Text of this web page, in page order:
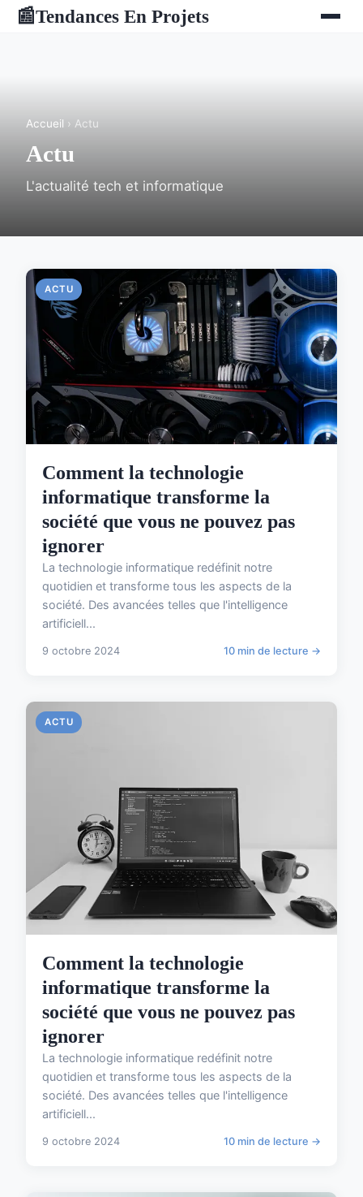
📰Tendances En Projets
Accueil › Actu
Actu
L'actualité tech et informatique
ACTU
Comment la technologie
informatique transforme la
société que vous ne pouvez pas
ignorer
La technologie informatique redéfinit notre
quotidien et transforme tous les aspects de la
société. Des avancées telles que l'intelligence
artificiell...
9 octobre 2024 10 min de lecture →
ACTU
Comment la technologie
informatique transforme la
société que vous ne pouvez pas
ignorer
La technologie informatique redéfinit notre
quotidien et transforme tous les aspects de la
société. Des avancées telles que l'intelligence
artificiell...
9 octobre 2024 10 min de lecture →